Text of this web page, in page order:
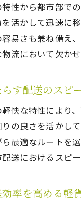
性から都市部で
活かして迅速に
易さも兼ね備え
流において欠か
す配送のスピ
快な特性により
の良さを活かし
最適なルートを
送におけるスピ
率を高める軽